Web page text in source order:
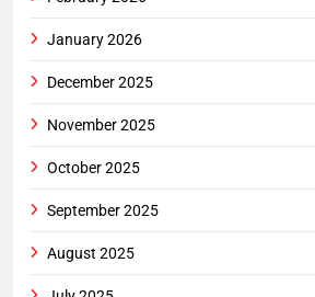
January 2026
December 2025
November 2025
October 2025
September 2025
August 2025